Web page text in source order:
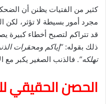
كثير من الفتيات يظنن أن
مجرد أمور بسيطة لا تؤثر، لكن
قد تتراكم لتصبح أخطاء
ذلك بقوله:“إياكم ومحقرات
تهلكه”. فالذنب الصغير يكبر مع
الحصن الحقيقي